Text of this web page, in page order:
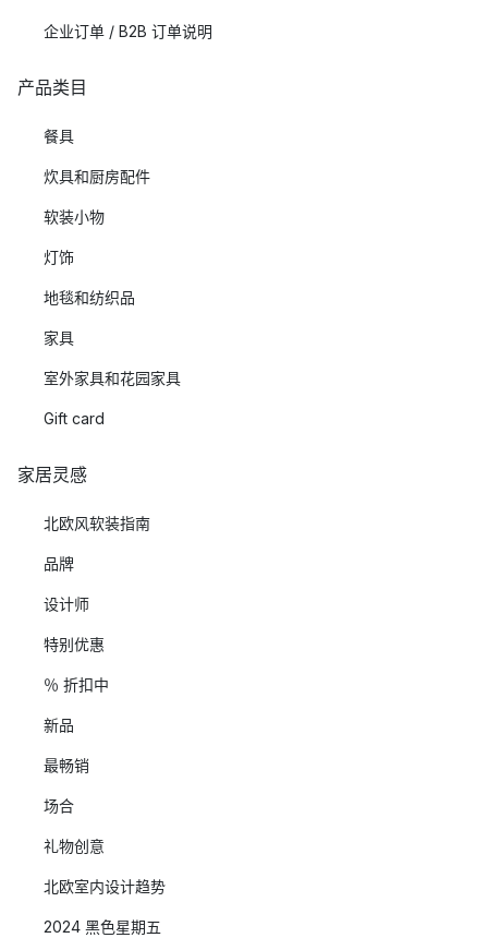
企业订单 / B2B 订单说明
产品类目
餐具
炊具和厨房配件
软装小物
灯饰
地毯和纺织品
家具
室外家具和花园家具
Gift card
家居灵感
北欧风软装指南
品牌
设计师
特别优惠
％ 折扣中
新品
最畅销
场合
礼物创意
北欧室内设计趋势
2024 黑色星期五